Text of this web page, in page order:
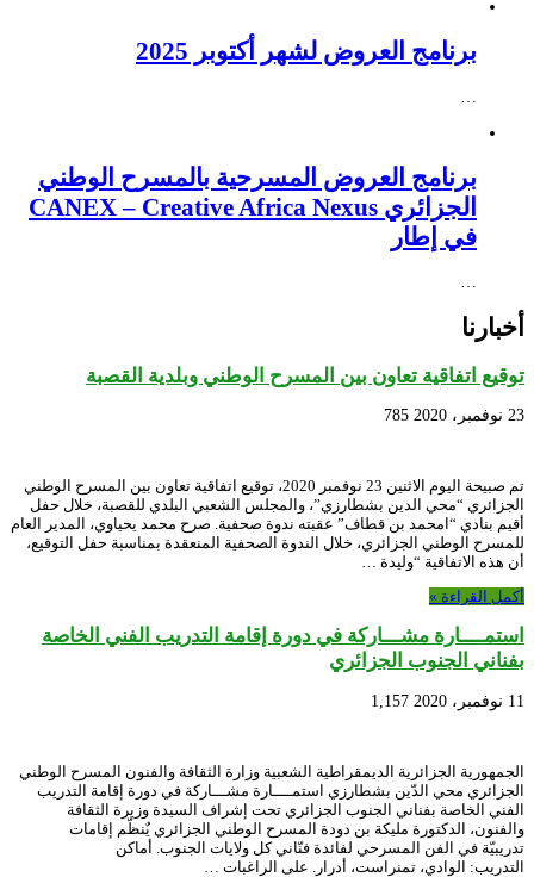
برنامج العروض لشهر أكتوبر 2025
برنامج العروض المسرحية بالمسرح الوطني
الجزائري CANEX – Creative Africa Nexus
في إطار
…
أخبارنا
توقيع اتفاقية تعاون بين المسرح الوطني وبلدية القصبة
23 نوفمبر، 2020 785
تم صبيحة اليوم الاثنين 23 نوفمبر 2020، توقيع اتفاقية تعاون بين المسرح الوطني
الجزائري “محي الدين بشطارزي”، والمجلس الشعبي البلدي للقصبة، خلال حفل
أقيم بنادي “امحمد بن قطاف” عقبته ندوة صحفية. صرح محمد يحياوي، المدير العام
للمسرح الوطني الجزائري، خلال الندوة الصحفية المنعقدة بمناسبة حفل التوقيع،
أن هذه الاتفاقية “وليدة …
أكمل القراءة »
استمــــارة مشـــاركة في دورة إقامة التدريب الفني الخاصة
بفناني الجنوب الجزائري
11 نوفمبر، 2020 1,157
الجمهورية الجزائرية الديمقراطية الشعبية وزارة الثقافة والفنون المسرح الوطني
الجزائري محي الدّين بشطارزي استمــــارة مشـــاركة في دورة إقامة التدريب
الفني الخاصة بفناني الجنوب الجزائري تحت إشراف السيدة وزيرة الثقافة
والفنون، الدكتورة مليكة بن دودة المسرح الوطني الجزائري يٌنظّم إقامات
تدريبيّة في الفن المسرحي لفائدة فنّاني كل ولايات الجنوب. أماكن
التدريب: الوادي، تمنراست، أدرار. على الراغبات …